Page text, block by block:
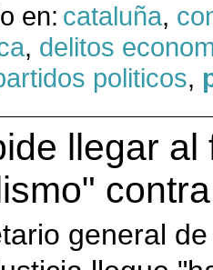
en: cataluña,
, delitos
politicos,
llegar
general